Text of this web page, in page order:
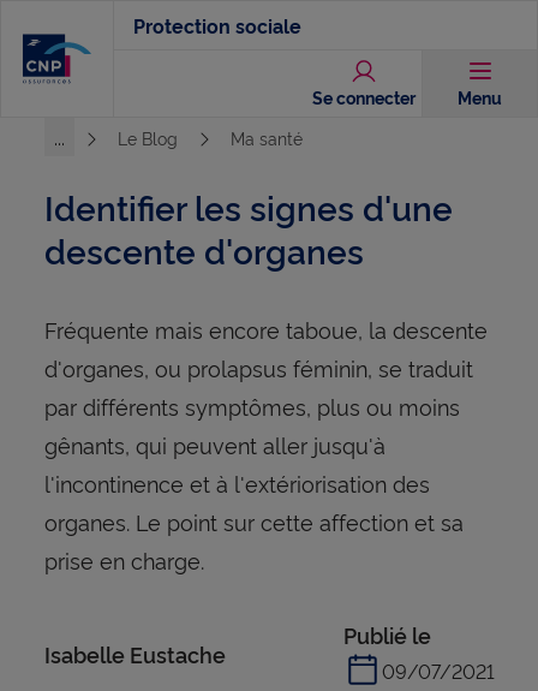
contenu
Protection sociale
Se connecter Menu
...
Le Blog Ma santé
Identifier les signes d'une
descente d'organes
Fréquente mais encore taboue, la descente
d'organes, ou prolapsus féminin, se traduit
par différents symptômes, plus ou moins
gênants, qui peuvent aller jusqu'à
l'incontinence et à l'extériorisation des
organes. Le point sur cette affection et sa
prise en charge.
Isabelle Eustache
Publié le
09/07/2021